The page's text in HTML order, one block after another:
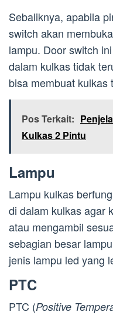
Sebaliknya, apabila
switch akan
lampu. Door switch
dalam kulkas tidak
bisa membuat kulkas
Pos Terkait:
Kulkas 2 Pintu
Lampu
Lampu kulkas
di dalam kulkas agar
atau mengambil
sebagian besar
jenis lampu led yang
PTC
PTC (Positive